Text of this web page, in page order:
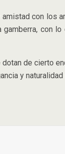
con los
con
dotan de cierto
y